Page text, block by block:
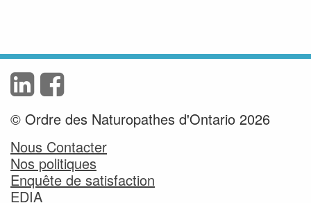
© Ordre des Naturopathes d'Ontario 2026
Nous Contacter
Nos politiques
Enquête de satisfaction
EDIA